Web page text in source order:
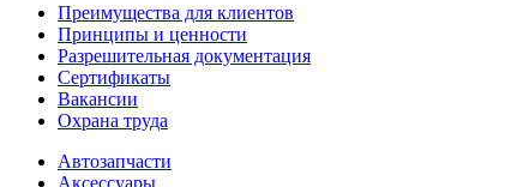
Преимущества для клиентов
Принципы и ценности
Разрешительная документация
Сертификаты
Вакансии
Охрана труда
Автозапчасти
Аксессуары